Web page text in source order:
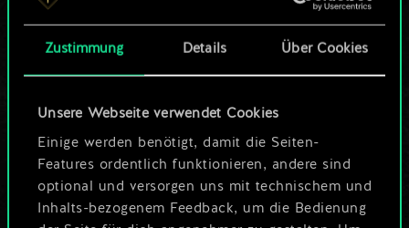
Zustimmung Details Über Cookies
Unsere Webseite verwendet Cookies
Einige werden benötigt, damit die Seiten-
Features ordentlich funktionieren, andere sind
optional und versorgen uns mit technischem und
Inhalts-bezogenem Feedback, um die Bedienung
Karten.
Wo es doch so viel
mehr sein kann!
Deck benennen und Leitfaden
erstellen